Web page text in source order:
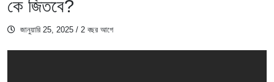
কে জিতবে?
জানুয়ারি 25, 2025 / 2 বছর আগে